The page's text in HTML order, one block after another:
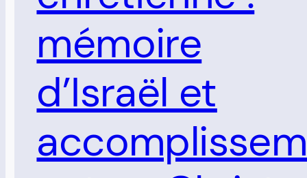
mémoire
d’Israël et
accomplissem